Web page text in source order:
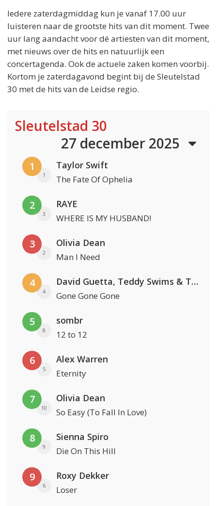
Iedere zaterdagmiddag kun je vanaf 17.00 uur
luisteren naar de grootste hits van dit moment. Twee
uur lang aandacht voor dé artiesten van dit moment,
met nieuws over de hits en natuurlijk een
concertagenda. Ook de actuele zaken komen voorbij.
Kortom je zaterdagavond begint bij de Sleutelstad
30 met de hits van de Leidse regio.
Sleutelstad 30
27 december 2025
1
1
Taylor Swift
The Fate Of Ophelia
2
3
RAYE
WHERE IS MY HUSBAND!
3
2
Olivia Dean
Man I Need
4
4
David Guetta, Teddy Swims & Tones And I
Gone Gone Gone
5
8
sombr
12 to 12
6
5
Alex Warren
Eternity
7
10
Olivia Dean
So Easy (To Fall In Love)
8
9
Sienna Spiro
Die On This Hill
9
6
Roxy Dekker
Loser